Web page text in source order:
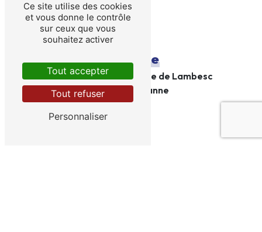
Adresse
24 Za Du Bas Taulet Rte de Lambesc
13330 Pélissanne
Ce site utilise des cookies
et vous donne le contrôle
sur ceux que vous
souhaitez activer
Tout accepter
Tout refuser
Personnaliser